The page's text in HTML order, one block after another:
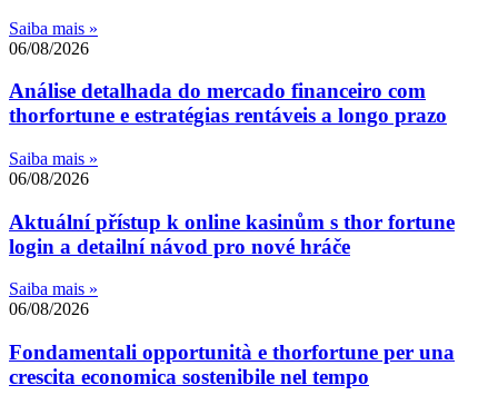
Saiba mais »
06/08/2026
Análise detalhada do mercado financeiro com
thorfortune e estratégias rentáveis a longo prazo
Saiba mais »
06/08/2026
Aktuální přístup k online kasinům s thor fortune
login a detailní návod pro nové hráče
Saiba mais »
06/08/2026
Fondamentali opportunità e thorfortune per una
crescita economica sostenibile nel tempo